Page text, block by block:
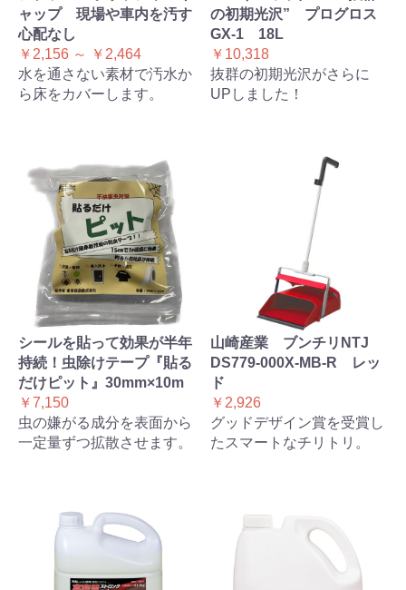
ャップ 現場や車内を汚す
心配なし
￥2,156 ～ ￥2,464
水を通さない素材で汚水か
ら床をカバーします。
の初期光沢” プログロス
GX-1 18L
￥10,318
抜群の初期光沢がさらに
UPしました！
シールを貼って効果が半年
持続！虫除けテープ『貼る
だけピット』30mm×10m
￥7,150
虫の嫌がる成分を表面から
一定量ずつ拡散させます。
山崎産業 ブンチリNTJ
DS779-000X-MB-R レッ
ド
￥2,926
グッドデザイン賞を受賞し
たスマートなチリトリ。